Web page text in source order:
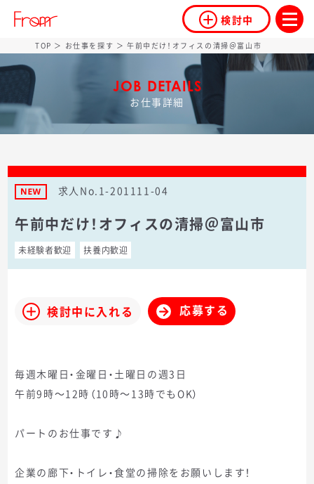
検討中
TOP ＞ お仕事を探す ＞ 午前中だけ！オフィスの清掃＠富山市
JOB DETAILS
お仕事詳細
求人No.1-201111-04
午前中だけ！オフィスの清掃＠富山市
未経験者歓迎 扶養内歓迎
検討中に入れる 応募する
毎週木曜日・金曜日・土曜日の週3日
午前9時～12時（10時～13時でもOK）
パートのお仕事です♪
企業の廊下・トイレ・食堂の掃除をお願いします！